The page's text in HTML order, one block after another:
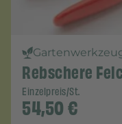
Rebschere
Einzelpreis/St.
54,50€